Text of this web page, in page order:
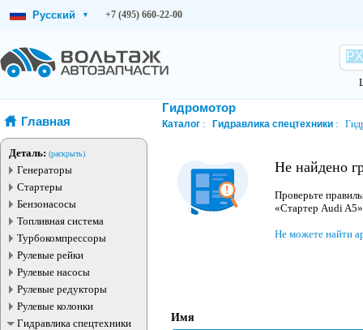
Русский ▾ +7 (495) 660-22-00
Главная
Деталь: (раскрыть)
Генераторы
Стартеры
Бензонасосы
Топливная система
Турбокомпрессоры
Рулевые рейки
Рулевые насосы
Рулевые редукторы
Рулевые колонки
Гидравлика спецтехники
Гидромотор
Каталог Гидравлика спецтехники
Не найдено
Проверьте
«Стартер Audi
Не можете найти
Имя